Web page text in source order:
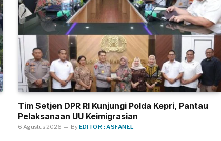
Tim Setjen DPR RI Kunjungi Polda Kepri, Pantau
Pelaksanaan UU Keimigrasian
6 Agustus 2026 ByEDITOR : ASFANEL